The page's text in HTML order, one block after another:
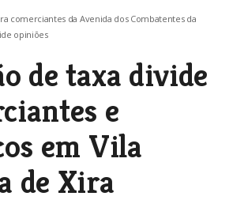
comerciantes da Avenida dos Combatentes da
opiniões
de taxa divide
e
em Vila
de Xira